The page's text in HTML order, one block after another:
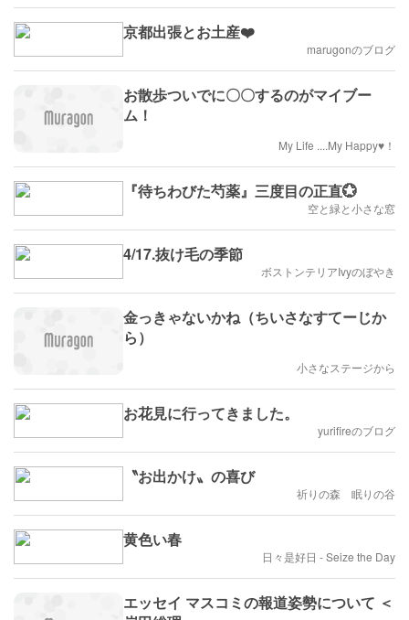
京都出張とお土産❤️
marugonのブログ
お散歩ついでに〇〇するのがマイブー
ム！
My Life ....My Happy♥！
『待ちわびた芍薬』三度目の正直💮
空と緑と小さな窓
4/17.抜け毛の季節
ボストンテリアIvyのぼやき
金っきゃないかね（ちいさなすてーじか
ら）
小さなステージから
お花見に行ってきました。
yurifireのブログ
〝お出かけ〟の喜び
祈りの森 眠りの谷
黄色い春
日々是好日 - Seize the Day
エッセイ マスコミの報道姿勢について ＜